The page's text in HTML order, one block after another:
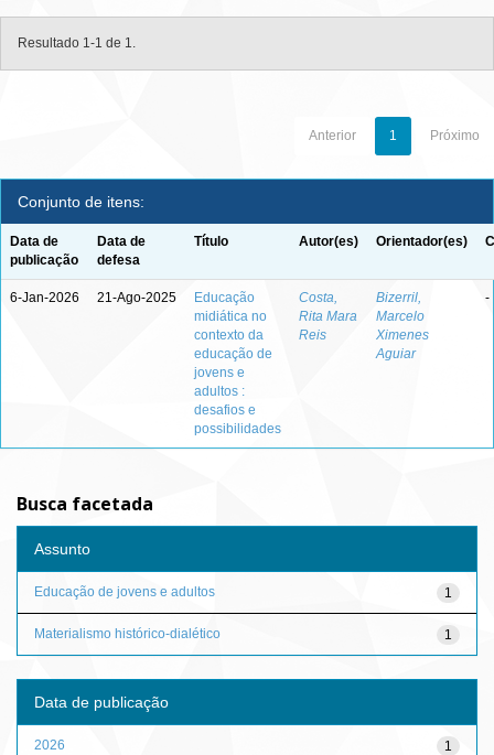
Resultado 1-1 de 1.
Anterior 1 Próximo
Conjunto de itens:
Data de
publicação
Data de
defesa
Título Autor(es) Orientador(es)
6-Jan-2026 21-Ago-2025
Educação
midiática no
contexto da
educação de
jovens e
adultos :
desafios e
possibilidades
Costa,
Rita Mara
Reis
Bizerril,
Marcelo
Ximenes
Aguiar
-
Busca facetada
Assunto
1
Educação de jovens e adultos
1
Materialismo histórico-dialético
Data de publicação
1
2026